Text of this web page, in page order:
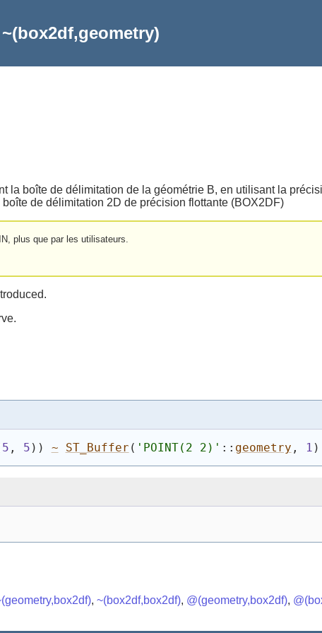
~(box2df,geometry)
la boîte de délimitation de la géométrie B, en utilisant la
de délimitation 2D de précision flottante (BOX2DF)
plus que par les utilisateurs.
5 , 5 ) ) ~ ST_Buffer ( 'POINT(2 2)' :: geometry , 1 )
, ~(box2df,box2df), @(geometry,box2df),